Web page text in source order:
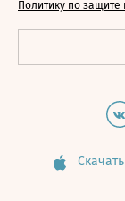
Политику по